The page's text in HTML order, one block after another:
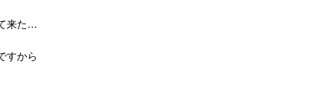
来た…
すから